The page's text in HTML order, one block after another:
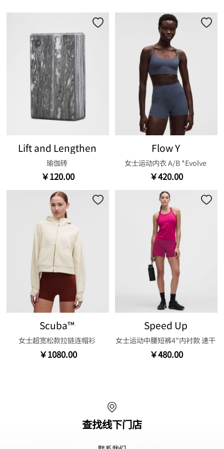
Lift and Lengthen
瑜伽砖
￥120.00
Flow Y
女士运动内衣 A/B *Evolve
￥420.00
Scuba™
女士超宽松款拉链连帽衫
￥1080.00
Speed Up
女士运动中腰短裤4"内衬款 速干
￥480.00
查找线下门店